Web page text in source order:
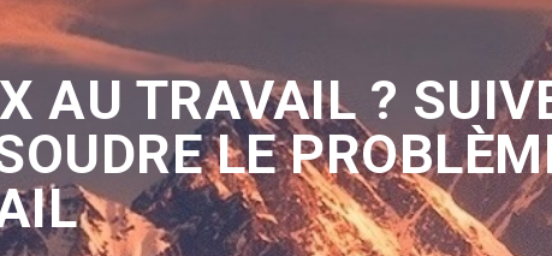
AU TRAVAIL ?
LE